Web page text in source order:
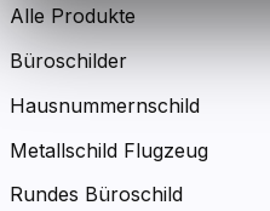
Alle Produkte
Büroschilder
Hausnummernschild
Metallschild Flugzeug
Rundes Büroschild